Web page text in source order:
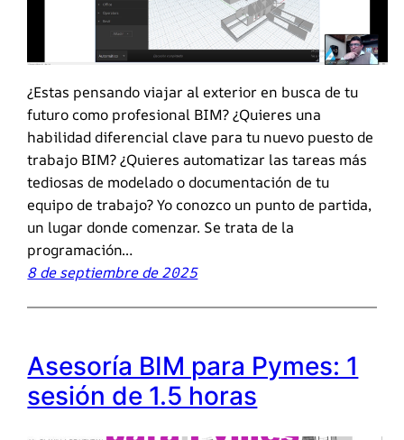
¿Estas pensando viajar al exterior en busca de tu
futuro como profesional BIM? ¿Quieres una
habilidad diferencial clave para tu nuevo puesto de
trabajo BIM? ¿Quieres automatizar las tareas más
tediosas de modelado o documentación de tu
equipo de trabajo? Yo conozco un punto de partida,
un lugar donde comenzar. Se trata de la
programación…
8 de septiembre de 2025
Asesoría BIM para Pymes: 1
sesión de 1.5 horas